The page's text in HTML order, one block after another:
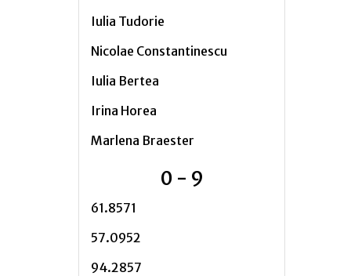
Iulia Tudorie
Nicolae Constantinescu
Iulia Bertea
Irina Horea
Marlena Braester
0 - 9
61.8571
57.0952
94.2857